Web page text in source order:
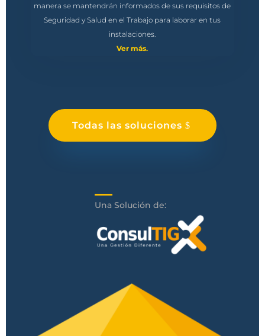
manera se mantendrán informados de sus requisitos de
Seguridad y Salud en el Trabajo para laborar en tus
instalaciones.
Ver más.
Todas las soluciones
Una Solución de: